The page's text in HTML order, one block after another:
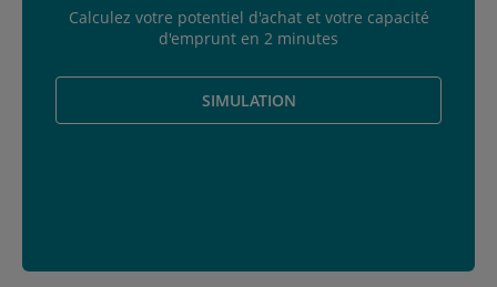
Calculez votre potentiel d'achat et votre capacité
d'emprunt en 2 minutes
SIMULATION